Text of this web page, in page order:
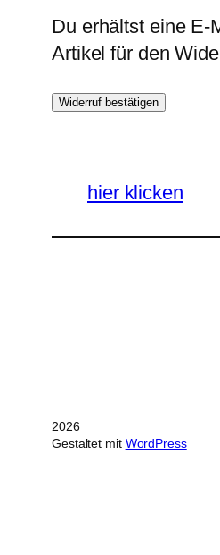
Du erhältst eine E-
Artikel für den
Widerruf bestätigen
hier klicken
2026
Gestaltet mit WordPress